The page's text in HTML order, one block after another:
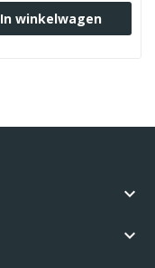
In winkelwagen

